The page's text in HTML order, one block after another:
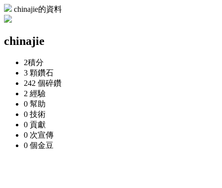
chinajie的資料
chinajie
2積分
3 顆鑽石
242 個碎鑽
2 經驗
0 幫助
0 技術
0 貢獻
0 次宣傳
0 個金豆